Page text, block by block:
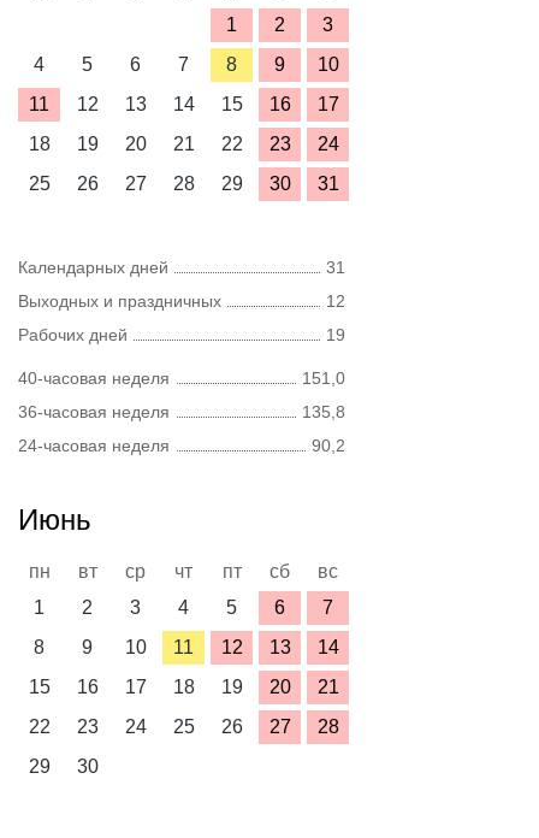
1
2
3
4
5 6 7 8 9
10
11
12 13 14 15 16
17
18
19 20 21 22 23
24
25
26 27 28 29 30 31
Календарных дней
31
Выходных и праздничных
12
Рабочих дней
19
40-часовая неделя
151,0
36-часовая неделя
135,8
24-часовая неделя
90,2
Июнь
пн вт ср чт пт сб
вс
1
2 3 4 5 6
7
8
9 10 11 12 13
14
15
16 17 18 19 20
21
22
23 24 25 26 27
28
29
30